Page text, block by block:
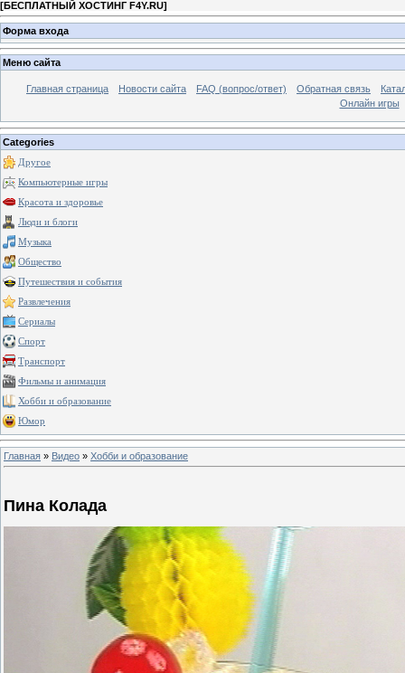
[БЕСПЛАТНЫЙ ХОСТИНГ F4Y.RU]
Форма входа
Меню сайта
Главная страница Новости сайта FAQ (вопрос/ответ) Обратная связь
Онлайн игры
Categories
Другое
Компьютерные игры
Красота и здоровье
Люди и блоги
Музыка
Общество
Путешествия и события
Развлечения
Сериалы
Спорт
Транспорт
Фильмы и анимация
Хобби и образование
Юмор
Главная » Видео » Хобби и образование
Пина Колада